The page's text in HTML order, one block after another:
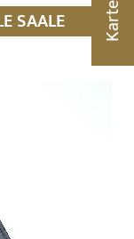
SAALE Karte